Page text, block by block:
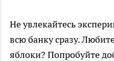
Не увлекайтесь
всю банку сразу.
яблоки? Попробуйте